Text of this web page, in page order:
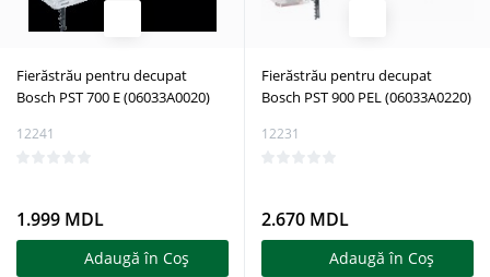
Fierăstrău pentru decupat
Bosch PST 700 E (06033A0020)
12241
1.999 MDL
Adaugă în Coş
Fierăstrău pentru decupat
Bosch PST 900 PEL (06033A0220)
12231
2.670 MDL
Adaugă în Coş